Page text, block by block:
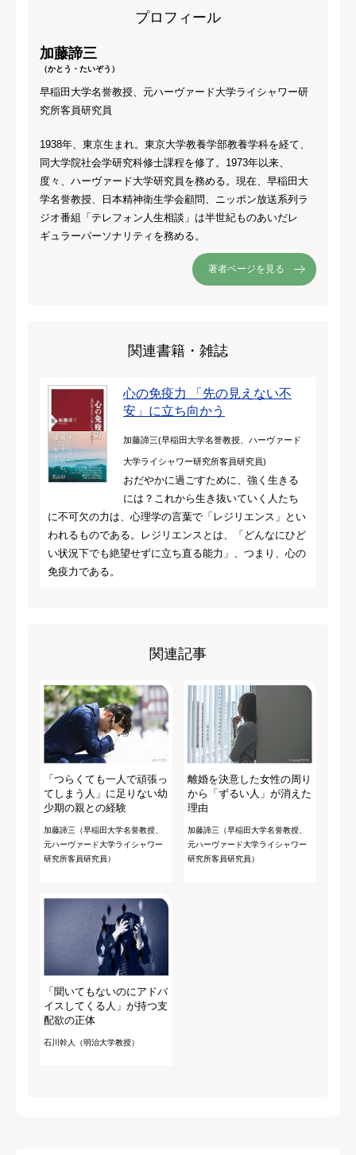
プロフィール
加藤諦三
（かとう・たいぞう）
早稲田大学名誉教授、元ハーヴァード大学ライシャワー研
究所客員研究員
1938年、東京生まれ。東京大学教養学部教養学科を経て、
同大学院社会学研究科修士課程を修了。1973年以来、
度々、ハーヴァード大学研究員を務める。現在、早稲田大
学名誉教授、日本精神衛生学会顧問、ニッポン放送系列ラ
ジオ番組「テレフォン人生相談」は半世紀ものあいだレ
ギュラーパーソナリティを務める。
著者ページを見る
関連書籍・雑誌
心の免疫力 「先の見えない不
安」に立ち向かう
加藤諦三(早稲田大学名誉教授、ハーヴァード
大学ライシャワー研究所客員研究員)
おだやかに過ごすために、強く生きる
には？これから生き抜いていく人たち
に不可欠の力は、心理学の言葉で「レジリエンス」とい
われるものである。レジリエンスとは、「どんなにひど
い状況下でも絶望せずに立ち直る能力」、つまり、心の
免疫力である。
関連記事
「つらくても一人で頑張っ
てしまう人」に足りない幼
少期の親との経験
加藤諦三（早稲田大学名誉教授、
元ハーヴァード大学ライシャワー
研究所客員研究員）
離婚を決意した女性の周り
から「ずるい人」が消えた
理由
加藤諦三（早稲田大学名誉教授、
元ハーヴァード大学ライシャワー
研究所客員研究員）
「聞いてもないのにアドバ
イスしてくる人」が持つ支
配欲の正体
石川幹人（明治大学教授）